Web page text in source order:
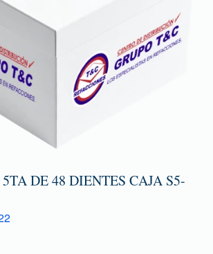
DE 48 DIENTES CAJA S5-